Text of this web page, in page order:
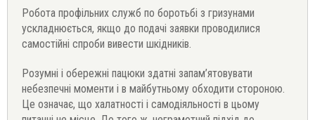
Робота профільних служб по боротьбі з гризунами
ускладнюється, якщо до подачі заявки проводилися
самостійні спроби вивести шкідників.
Розумні і обережні пацюки здатні запам’ятовувати
небезпечні моменти і в майбутньому обходити стороною.
Це означає, що халатності і самодіяльності в цьому